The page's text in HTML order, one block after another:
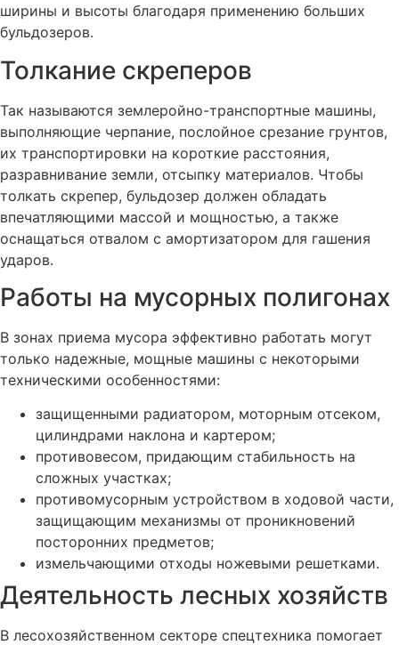
ширины и высоты благодаря применению больших
бульдозеров.
Толкание скреперов
Так называются землеройно-транспортные машины,
выполняющие черпание, послойное срезание грунтов,
их транспортировки на короткие расстояния,
разравнивание земли, отсыпку материалов. Чтобы
толкать скрепер, бульдозер должен обладать
впечатляющими массой и мощностью, а также
оснащаться отвалом с амортизатором для гашения
ударов.
Работы на мусорных полигонах
В зонах приема мусора эффективно работать могут
только надежные, мощные машины с некоторыми
техническими особенностями:
защищенными радиатором, моторным отсеком,
цилиндрами наклона и картером;
противовесом, придающим стабильность на
сложных участках;
противомусорным устройством в ходовой части,
защищающим механизмы от проникновений
посторонних предметов;
измельчающими отходы ножевыми решетками.
Деятельность лесных хозяйств
В лесохозяйственном секторе спецтехника помогает